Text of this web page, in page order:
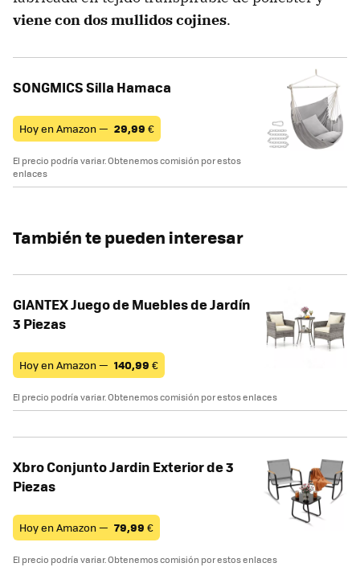
viene con dos mullidos cojines.
SONGMICS Silla Hamaca
Hoy en Amazon — 29,99 €
El precio podría variar. Obtenemos comisión por estos
enlaces
También te pueden interesar
GIANTEX Juego de Muebles de Jardín
3 Piezas
Hoy en Amazon — 140,99 €
El precio podría variar. Obtenemos comisión por estos enlaces
Xbro Conjunto Jardin Exterior de 3
Piezas
Hoy en Amazon — 79,99 €
El precio podría variar. Obtenemos comisión por estos enlaces